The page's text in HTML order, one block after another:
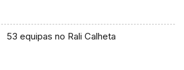
53 equipas no Rali Calheta